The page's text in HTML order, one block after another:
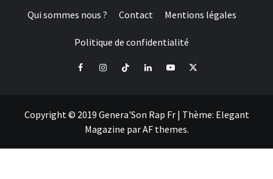
Qui sommes nous ? Contact Mentions légales
Politique de confidentialité
FacebookInstagramTiktok LinkedInYoutube
X
Copyright © 2019 Genera'Son Rap Fr | Thème: Elegant
Magazine parAF themes.